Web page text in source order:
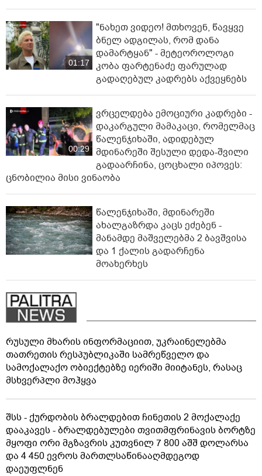
01:17
"ნახეთ ვიდეო! მთხოვენ, წავყვე
ბნელ ადგილას, რომ დანა
დამარტყან" - მეტეოროლოგი
კობა ფარტენაძე ფარულად
გადაღებულ კადრებს აქვეყნებს
00:29
ვრცელდება ემოციური კადრები -
დაკარგული მამაკაცი, რომელმაც
წალენჯიხაში, ადიდებულ
მდინარეში შესული დედა-შვილი
გადაარჩინა, ცოცხალი იპოვეს:
ცნობილია მისი ვინაობა
წალენჯიხაში, მდინარეში
ახალგაზრდა კაცს ეძებენ -
მანამდე მაშველებმა 2 ბავშვისა
და 1 ქალის გადარჩენა
მოახერხეს
რუსული მხარის ინფორმაციით, უკრაინელებმა
თათრეთის რესპუბლიკაში სამრეწველო და
სამოქალაქო ობიექტებზე იერიში მიიტანეს, რასაც
მსხვერპლი მოჰყვა
შსს - ქურდობის ბრალდებით ჩინეთის 2 მოქალაქე
დააკავეს - ბრალდებულები თვითმფრინავის ბორტზე
მყოფი ორი მგზავრის კუთვნილ 7 800 აშშ დოლარსა
და 4 450 ევროს მართლსაწინააღმდეგოდ
დაეუფლნენ